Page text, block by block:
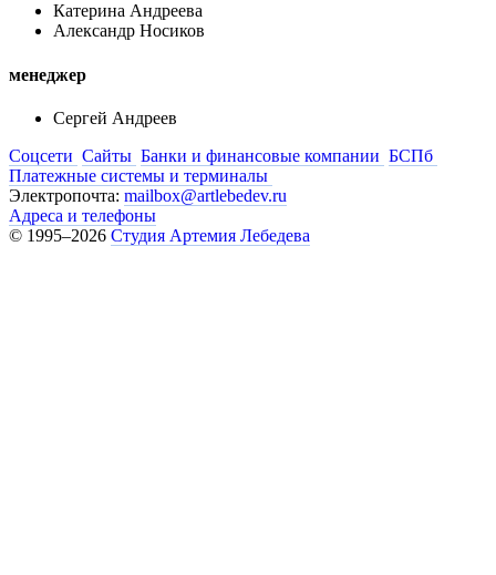
Катерина Андреева
Александр Носиков
менеджер
Сергей Андреев
Соцсети Сайты Банки и финансовые компании БСПб
Платежные системы и терминалы
Электропочта: mailbox@artlebedev.ru
Адреса и телефоны
© 1995–2026 Студия Артемия Лебедева